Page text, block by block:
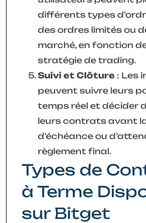
différents types
des ordres limités ou
marché, en fonction
stratégie de trading.
Suivi et Clôture : Les
peuvent suivre leurs
temps réel et décider
leurs contrats avant
d’échéance ou
règlement final.
Types de
à Terme
sur Bitget